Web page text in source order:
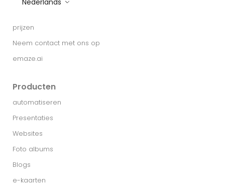
prijzen
Neem contact met ons op
emaze.ai
Producten
automatiseren
Presentaties
Websites
Foto albums
Blogs
e-kaarten